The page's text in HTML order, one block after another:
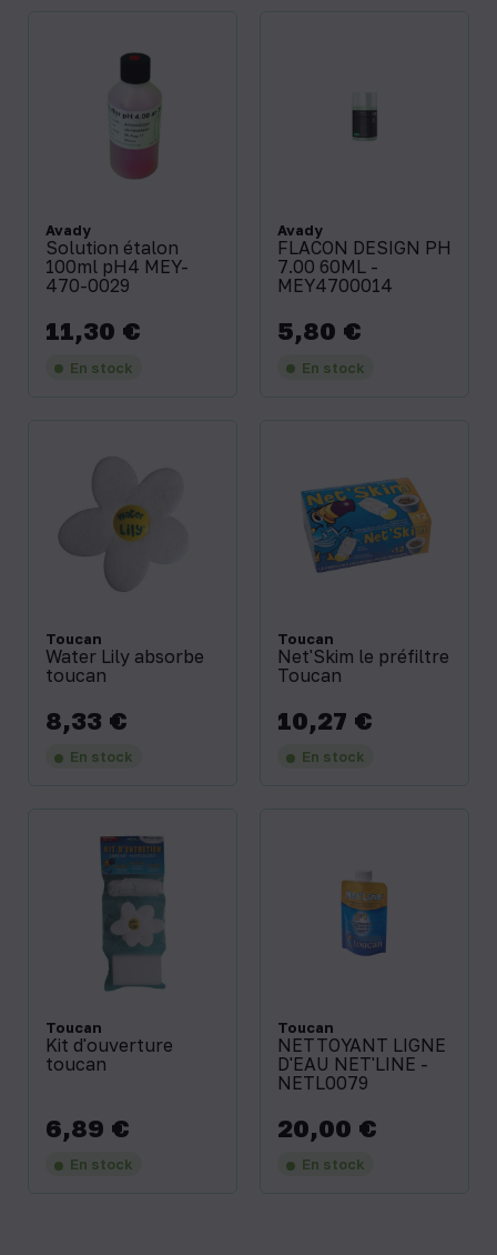
Avady
Solution étalon
100ml pH4 MEY-
470-0029
Prix
11,30 €
En stock
Avady
FLACON DESIGN PH
7.00 60ML -
MEY4700014
Prix
5,80 €
En stock
Toucan
Water Lily absorbe
toucan
Prix
8,33 €
En stock
Toucan
Net'Skim le préfiltre
Toucan
Prix
10,27 €
En stock
Toucan
Kit d'ouverture
toucan
Prix
6,89 €
En stock
Toucan
NETTOYANT LIGNE
D'EAU NET'LINE -
NETL0079
Prix
20,00 €
En stock